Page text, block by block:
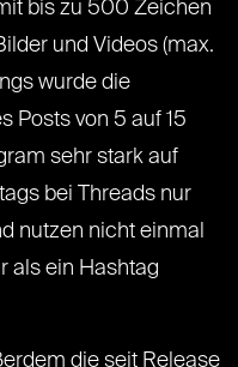
bis zu 500 Zeichen
und Videos (max.
wurde die
Posts von 5 auf 15
sehr stark auf
bei Threads nur
nutzen nicht einmal
als ein Hashtag
die seit Release